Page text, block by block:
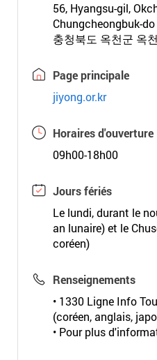
56, Hyangsu-gil,
Chungcheongbuk-do
충청북도 옥천군 옥
Page principale
jiyong.or.kr
Horaires d'ouverture
09h00-18h00
Jours fériés
Le lundi, durant le
an lunaire) et le
coréen)
Renseignements
• 1330 Ligne Info
(coréen, anglais,
• Pour plus